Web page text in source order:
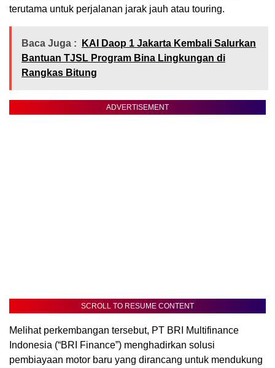
terutama untuk perjalanan jarak jauh atau touring.
Baca Juga :
KAI Daop 1 Jakarta Kembali Salurkan
Bantuan TJSL Program Bina Lingkungan di
Rangkas Bitung
ADVERTISEMENT
SCROLL TO RESUME CONTENT
Melihat perkembangan tersebut, PT BRI Multifinance
Indonesia (“BRI Finance”) menghadirkan solusi
pembiayaan motor baru yang dirancang untuk mendukung